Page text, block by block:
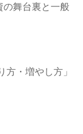
の舞台裏と一般
方・増やし方」